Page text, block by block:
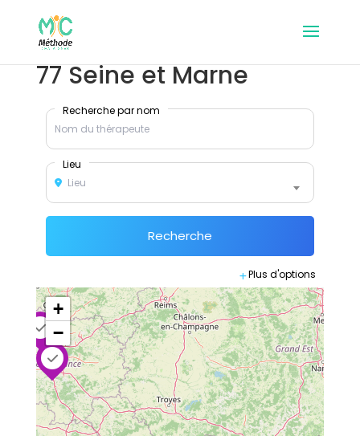
77 Seine et Marne
Recherche par nom
Lieu
Lieu
Recherche
Plus d'options
+
−